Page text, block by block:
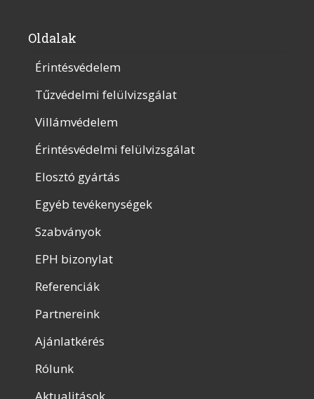
Oldalak
Érintésvédelem
Tűzvédelmi felülvizsgálat
Villámvédelem
Érintésvédelmi felülvizsgálat
Elosztó gyártás
Egyéb tevékenységek
Szabványok
EPH bizonylat
Referenciák
Partnereink
Ajánlatkérés
Rólunk